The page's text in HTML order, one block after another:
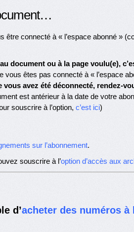
connecté à « l’espace abonné »
document ou à la page voulu(e),
êtes pas connecté à « l’espace
avez été déconnecté, rendez-
est antérieur à la date de votre
souscrire à l’option, c’est ici)
sur l’abonnement.
souscrire à l’option d’accès aux
d’acheter des numéros à